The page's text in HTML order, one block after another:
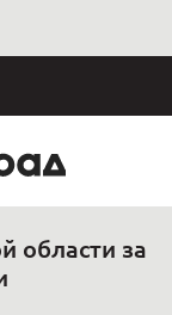
области за